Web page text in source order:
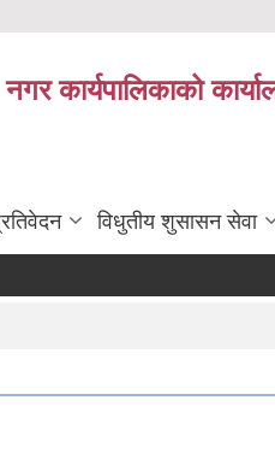
कार्यपालिकाको
विधुतीय शुसासन सेवा